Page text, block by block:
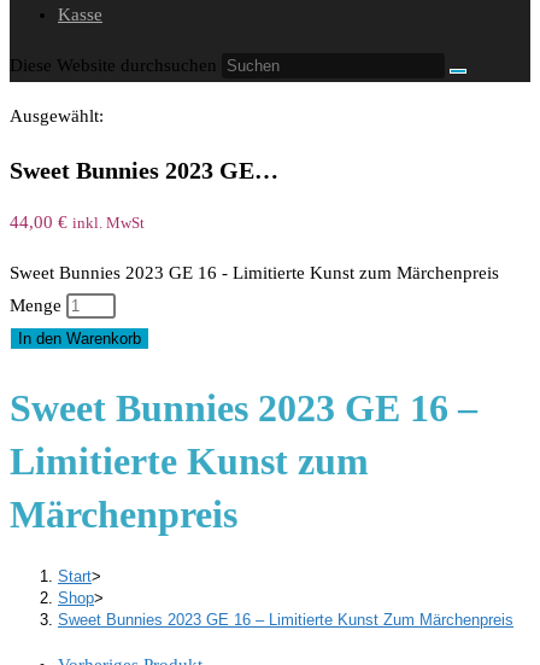
Kasse
Diese Website durchsuchen
Ausgewählt:
Sweet Bunnies 2023 GE…
44,00 € inkl. MwSt
Sweet Bunnies 2023 GE 16 - Limitierte Kunst zum Märchenpreis
Menge
In den Warenkorb
Sweet Bunnies 2023 GE 16 –
Limitierte Kunst zum
Märchenpreis
Start>
Shop>
Sweet Bunnies 2023 GE 16 – Limitierte Kunst Zum Märchenpreis